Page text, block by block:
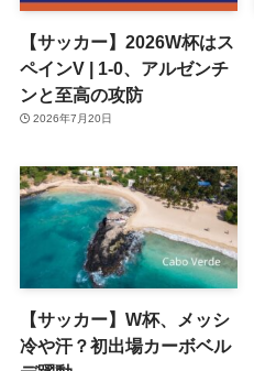
【サッカー】2026W杯はス
ペインV | 1-0、アルゼンチ
ンと至高の攻防
2026年7月20日
【サッカー】W杯、メッシ
冷や汗？初出場カーボベル